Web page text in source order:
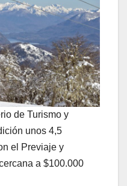
de Turismo y
unos 4,5
el Previaje y
a $100.000